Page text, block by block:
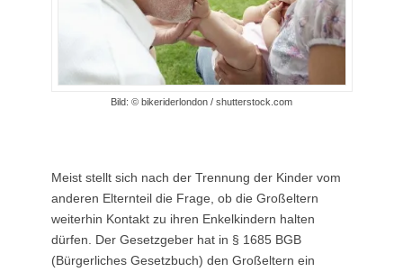
Bild: © bikeriderlondon / shutterstock.com
Meist stellt sich nach der Trennung der Kinder vom
anderen Elternteil die Frage, ob die Großeltern
weiterhin Kontakt zu ihren Enkelkindern halten
dürfen. Der Gesetzgeber hat in § 1685 BGB
(Bürgerliches Gesetzbuch) den Großeltern ein